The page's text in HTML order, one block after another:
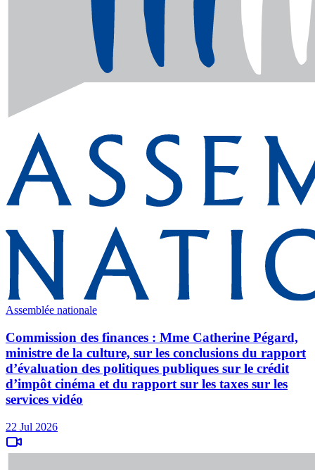
Assemblée nationale
Commission des finances : Mme Catherine Pégard,
ministre de la culture, sur les conclusions du rapport
d’évaluation des politiques publiques sur le crédit
d’impôt cinéma et du rapport sur les taxes sur les
services vidéo
22 Jul 2026